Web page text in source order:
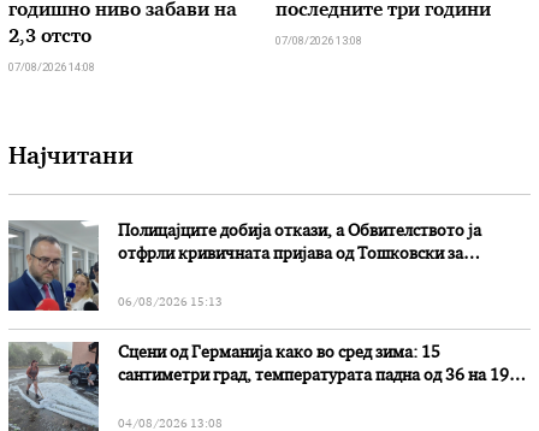
годишно ниво забави на
2,3 отсто
07/08/2026 14:08
последните три години
07/08/2026 13:08
Најчитани
Полицајците добија откази, а Обвителството ја
отфрли кривичната пријава од Тошковски за
06/08/2026 15:13
Сцени од Германија како во сред зима: 15
сантиметри град, температурата падна од 36 на 19
04/08/2026 13:08